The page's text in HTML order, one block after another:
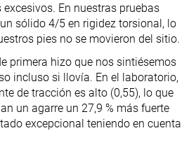
En nuestras pruebas
sólido 4/5 en rigidez torsional, lo
pies no se movieron del sitio.
primera hizo que nos sintiésemos
incluso si llovía. En el laboratorio,
de tracción es alto (0,55), lo que
un agarre un 27,9 % más fuerte
excepcional teniendo en cuenta